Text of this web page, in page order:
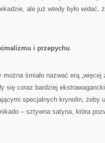
ale już wtedy było widać,
i przepychu
śmiało nazwać erą
się coraz bardziej
specjalnych krynolin, żeby
– sztywna satyna, która